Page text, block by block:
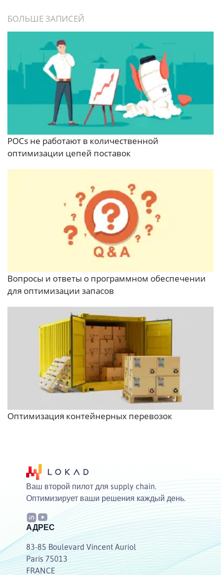
БОЛЬШЕ ЗАПИСЕЙ
POCs не работают в количественной
оптимизации цепей поставок
Вопросы и ответы о программном обеспечении
для оптимизации запасов
Оптимизация контейнерных перевозок
Ваш второй пилот для supply chain.
Оптимизирует ваши решения каждый день.
АДРЕС
83-85 Boulevard Vincent Auriol
Paris 75013
FRANCE